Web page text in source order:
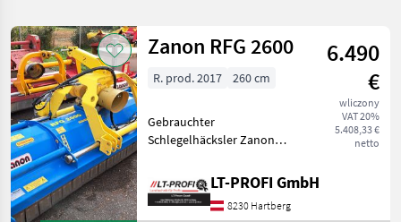
Kategoria 4 Kraj Filtry
AKTUALNA
ŚCIEŻKA
technika
rolnicza
Sprzet
Do
Siewu
Zresetuj
Pokaż 10
wyników
Zanon RFG 2600
6.490
€
wliczony
VAT 20%
5.408,33 €
netto
R. prod. 2017 260 cm
Gebrauchter
Schlegelhäcksler Zanon
Rozdrabniacze z młotami
LT-PROFI GmbH
8230 Hartberg